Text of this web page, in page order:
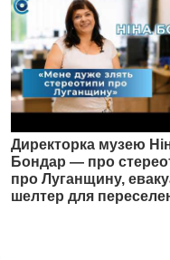
Директорка музею
Бондар — про
про Луганщину,
шелтер для